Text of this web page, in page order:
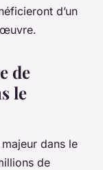
d’un
de
le
dans le
de